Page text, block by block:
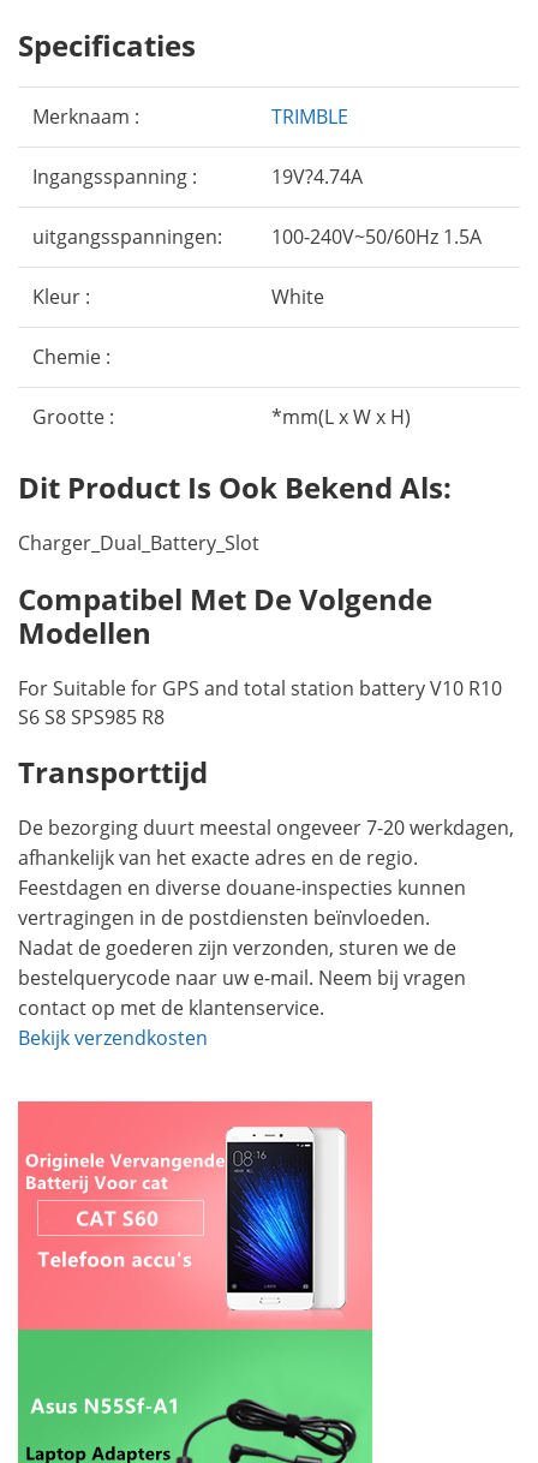
Specificaties
Merknaam : TRIMBLE
Ingangsspanning : 19V?4.74A
uitgangsspanningen: 100-240V~50/60Hz 1.5A
Kleur : White
Chemie :
Grootte : *mm(L x W x H)
Dit Product Is Ook Bekend Als:
Charger_Dual_Battery_Slot
Compatibel Met De Volgende
Modellen
For Suitable for GPS and total station battery V10 R10
S6 S8 SPS985 R8
Transporttijd
De bezorging duurt meestal ongeveer 7-20 werkdagen,
afhankelijk van het exacte adres en de regio.
Feestdagen en diverse douane-inspecties kunnen
vertragingen in de postdiensten beïnvloeden.
Nadat de goederen zijn verzonden, sturen we de
bestelquerycode naar uw e-mail. Neem bij vragen
contact op met de klantenservice.
Bekijk verzendkosten